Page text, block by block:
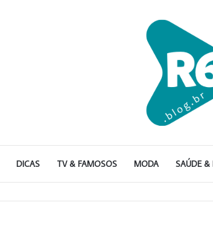
DICAS TV & FAMOSOS MODA SAÚDE &